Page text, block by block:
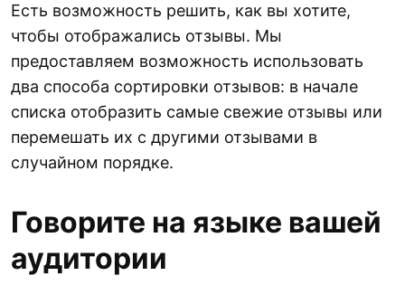
Есть возможность решить, как вы хотите,
чтобы отображались отзывы. Мы
предоставляем возможность использовать
два способа сортировки отзывов: в начале
списка отобразить самые свежие отзывы или
перемешать их с другими отзывами в
случайном порядке.
Говорите на языке вашей
аудитории